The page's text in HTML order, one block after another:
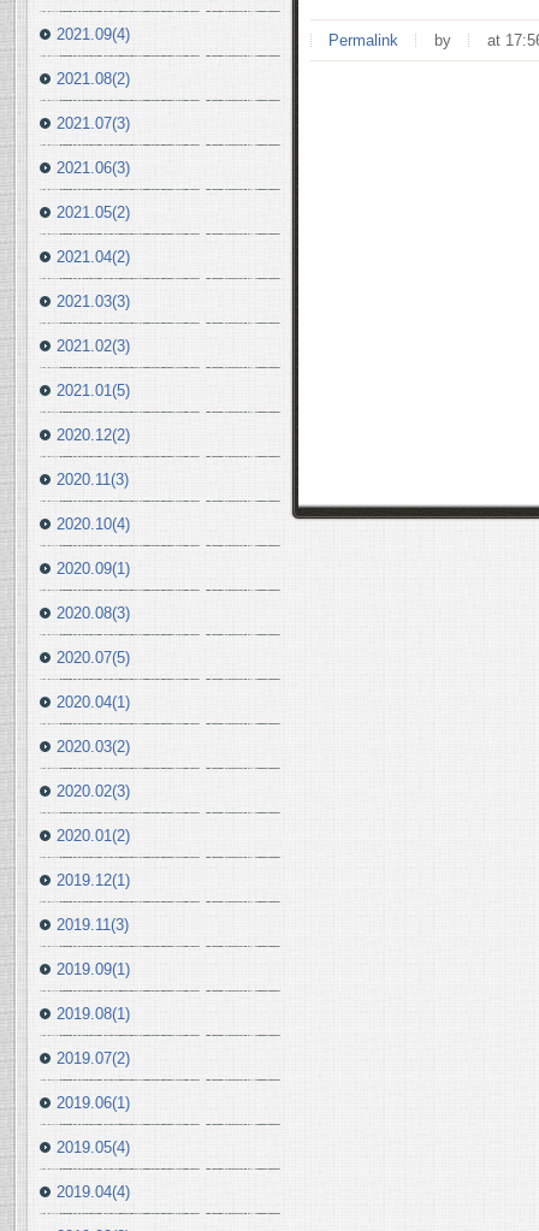
Permalink by at
2021.09(4)
2021.08(2)
2021.07(3)
2021.06(3)
2021.05(2)
2021.04(2)
2021.03(3)
2021.02(3)
2021.01(5)
2020.12(2)
2020.11(3)
2020.10(4)
2020.09(1)
2020.08(3)
2020.07(5)
2020.04(1)
2020.03(2)
2020.02(3)
2020.01(2)
2019.12(1)
2019.11(3)
2019.09(1)
2019.08(1)
2019.07(2)
2019.06(1)
2019.05(4)
2019.04(4)